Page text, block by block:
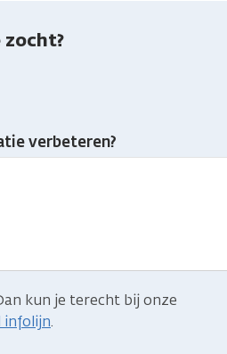
verbeteren?
kun je terecht bij onze
infolijn.